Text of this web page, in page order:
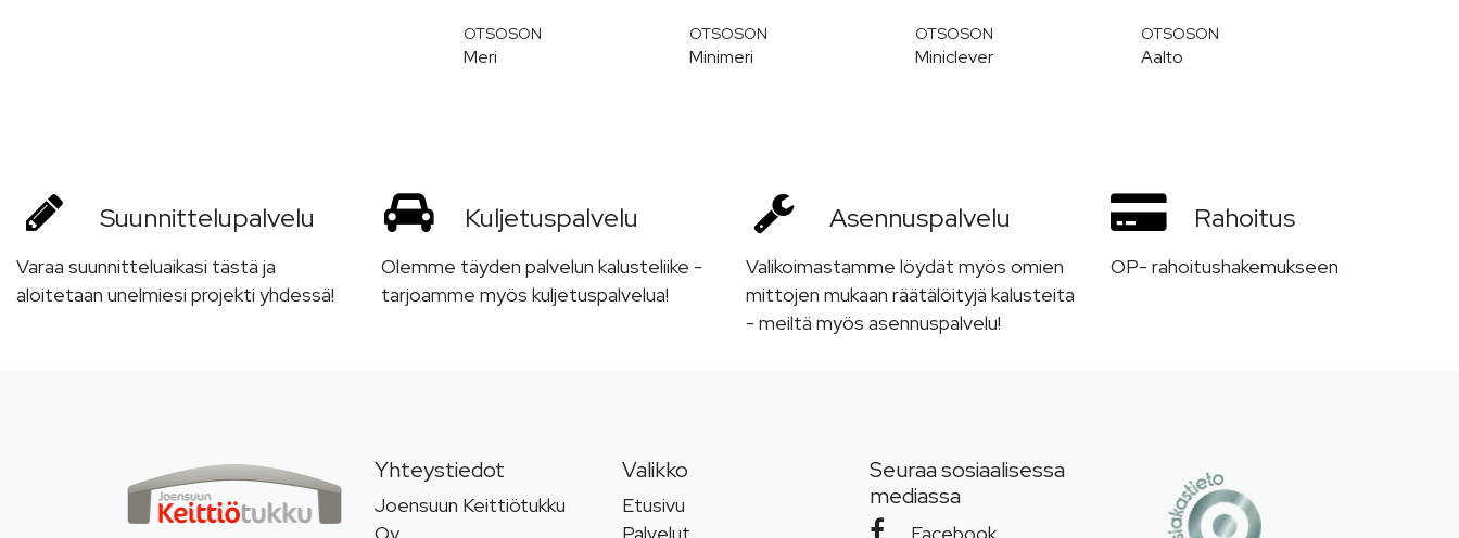
OTSOSON
Meri
OTSOSON
Minimeri
OTSOSON
Miniclever
OTSOSON
Aalto
Suunnittelu­palvelu
Varaa suunnitteluaikasi tästä ja
aloitetaan unelmiesi projekti yhdessä!
Kuljetus­palvelu
Olemme täyden palvelun kalusteliike -
tarjoamme myös kuljetuspalvelua!
Asennus­palvelu
Valikoimastamme löydät myös omien
mittojen mukaan räätälöityjä kalusteita
- meiltä myös asennuspalvelu!
Rahoitus
OP- rahoitushakemukseen
Yhteystiedot
Joensuun Keittiötukku
Valikko
Etusivu
Seuraa sosiaalisessa
mediassa